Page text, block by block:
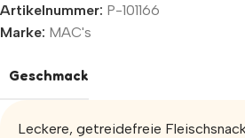
Artikelnummer: P-101166
Marke: MAC's
Geschmack
Leckere, getreidefreie